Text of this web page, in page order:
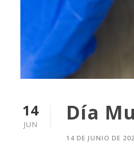
14
JUN Día
14 DE JUNIO DE